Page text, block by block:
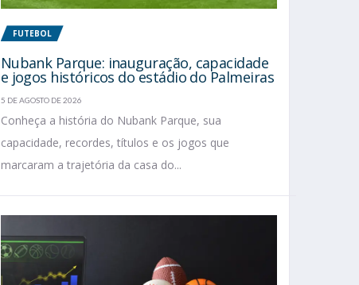
FUTEBOL
Nubank Parque: inauguração, capacidade
e jogos históricos do estádio do Palmeiras
5 DE AGOSTO DE 2026
Conheça a história do Nubank Parque, sua
capacidade, recordes, títulos e os jogos que
marcaram a trajetória da casa do...